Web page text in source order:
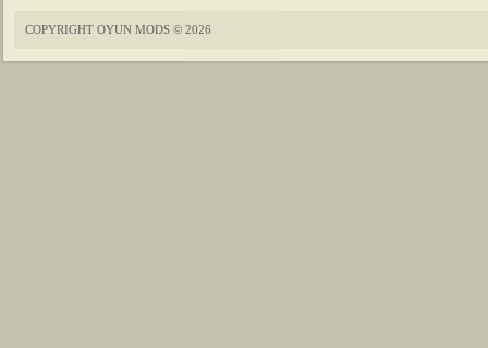
COPYRIGHT OYUN MODS © 2026